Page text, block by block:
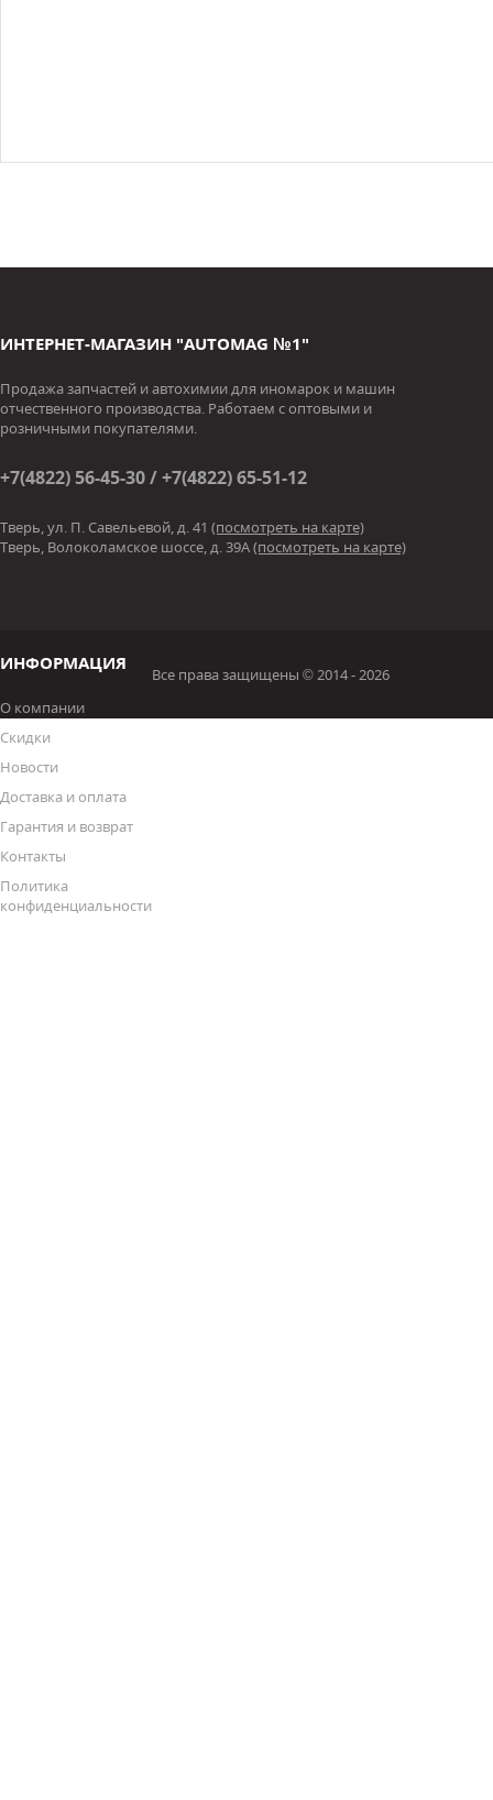
ИНТЕРНЕТ-МАГАЗИН "AUTOMAG №1"
Продажа запчастей и автохимии для иномарок и машин
отчественного производства. Работаем с оптовыми и
розничными покупателями.
+7(4822) 56-45-30 / +7(4822) 65-51-12
Тверь, ул. П. Савельевой, д. 41 (посмотреть на карте)
Тверь, Волоколамское шоссе, д. 39А(посмотреть на карте)
ИНФОРМАЦИЯ
О компании
Скидки
Новости
Доставка и оплата
Гарантия и возврат
Контакты
Политика
конфиденциальности
Все права защищены © 2014 - 2026